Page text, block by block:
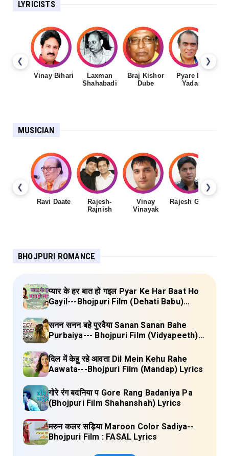
LYRICISTS
❮ ❯
Vinay Bihari
Laxman
Shahabadi
Braj Kishor
Dube
Pyare Lal
Yadav
MUSICIAN
❮ ❯
Ravi Daate
Rajesh-
Rajnish
Vinay
Vinayak
Rajesh Gupta
BHOJPURI ROMANCE
प्यार के हर बात हो गइल Pyar Ke Har Baat Ho
Gayil---Bhojpuri Film (Dehati Babu)
सनन सनन बहे पुरवैया Sanan Sanan Bahe
Purbaiya--- Bhojpuri Film (Vidyapeeth)
दिल में केहू रहे आवता Dil Mein Kehu Rahe
Aawata---Bhojpuri Film (Mandap) Lyrics
गोरे रंग बदनिया प Gore Rang Badaniya Pa
(Bhojpuri Film Shahanshah) Lyrics
मरुन कलर सड़िया Maroon Color Sadiya--
Bhojpuri Film : FASAL Lyrics